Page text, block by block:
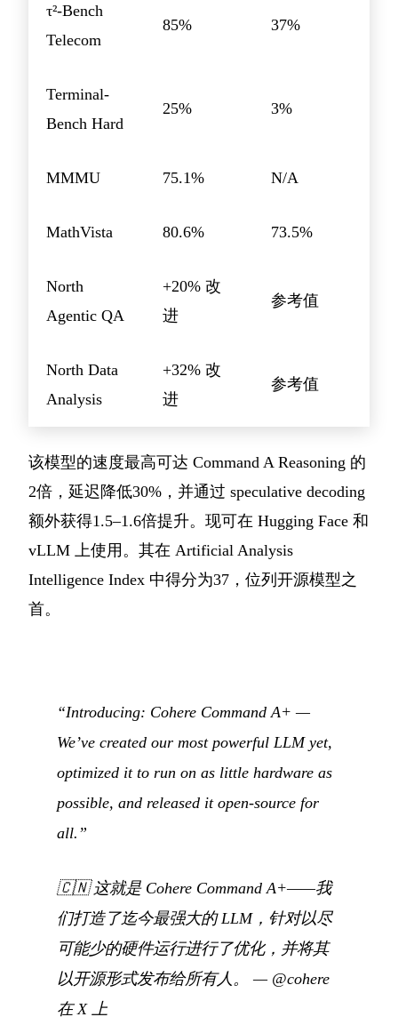
τ²-Bench
Telecom
85% 37%
Terminal-
Bench Hard
25% 3%
MMMU 75.1% N/A
MathVista 80.6% 73.5%
North
Agentic QA
+20% 改
进
参考值
North Data
Analysis
+32% 改
进
参考值
该模型的速度最高可达 Command A Reasoning 的
2倍，延迟降低30%，并通过 speculative decoding
额外获得1.5–1.6倍提升。现可在 Hugging Face 和
vLLM 上使用。其在 Artificial Analysis
Intelligence Index 中得分为37，位列开源模型之
首。
“Introducing: Cohere Command A+ —
We’ve created our most powerful LLM yet,
optimized it to run on as little hardware as
possible, and released it open-source for
all.”
🇨🇳这就是 Cohere Command A+——我
们打造了迄今最强大的 LLM，针对以尽
可能少的硬件运行进行了优化，并将其
以开源形式发布给所有人。
— @cohere
在 X 上